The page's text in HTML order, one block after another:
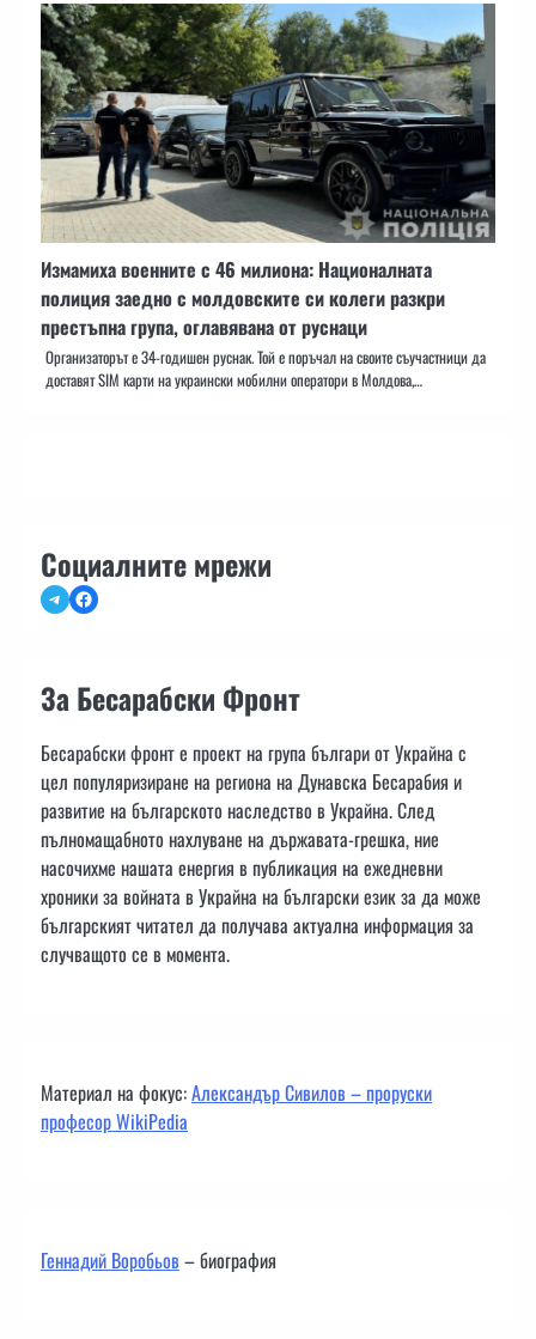
Измамиха военните с 46 милиона: Националната
полиция заедно с молдовските си колеги разкри
престъпна група, оглавявана от руснаци
Организаторът е 34-годишен руснак. Той е поръчал на своите съучастници да
доставят SIM карти на украински мобилни оператори в Молдова,…
Социалните мрежи
TelegramFacebook
За Бесарабски Фронт
Бесарабски фронт е проект на група българи от Украйна с
цел популяризиране на региона на Дунавска Бесарабия и
развитие на българското наследство в Украйна. След
пълномащабното нахлуване на държавата-грешка, ние
насочихме нашата енергия в публикация на ежедневни
хроники за войната в Украйна на български език за да може
българският читател да получава актуална информация за
случващото се в момента.
Материал на фокус:Александър Сивилов – проруски
професор WikiPedia
Геннадий Воробьов– биография